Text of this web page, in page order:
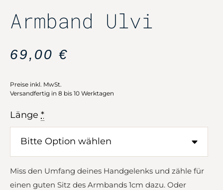
Armband Ulvi
69,00 €
Preise inkl. MwSt.
Versandfertig in 8 bis 10 Werktagen
Länge *
Miss den Umfang deines Handgelenks und zähle für
einen guten Sitz des Armbands 1cm dazu. Oder